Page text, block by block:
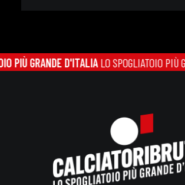
GRANDE D'ITALIALO SPOGLIATOIO PIÙ